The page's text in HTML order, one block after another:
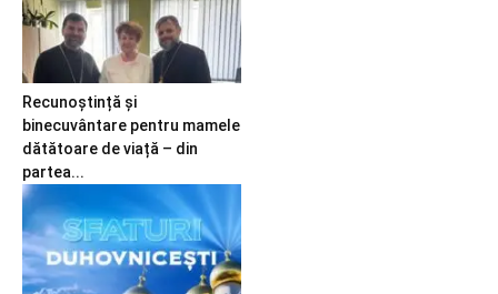
Recunoștință și
binecuvântare pentru mamele
dătătoare de viață – din
partea...